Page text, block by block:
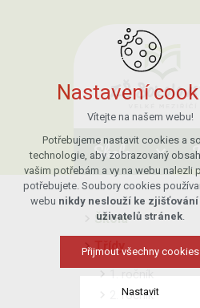
Škola
Škola
Třídy
1. ročník
2. ročník
Nastavení
Vítejte na našem webu!
Potřebujeme nastavit cookies a
technologie, aby zobrazovaný
vašim potřebám a vy na webu nalezli
potřebujete. Soubory cookies
webu nikdy neslouží ke
uživatelů stránek.
Přijmout všechny cookies
Nastavit